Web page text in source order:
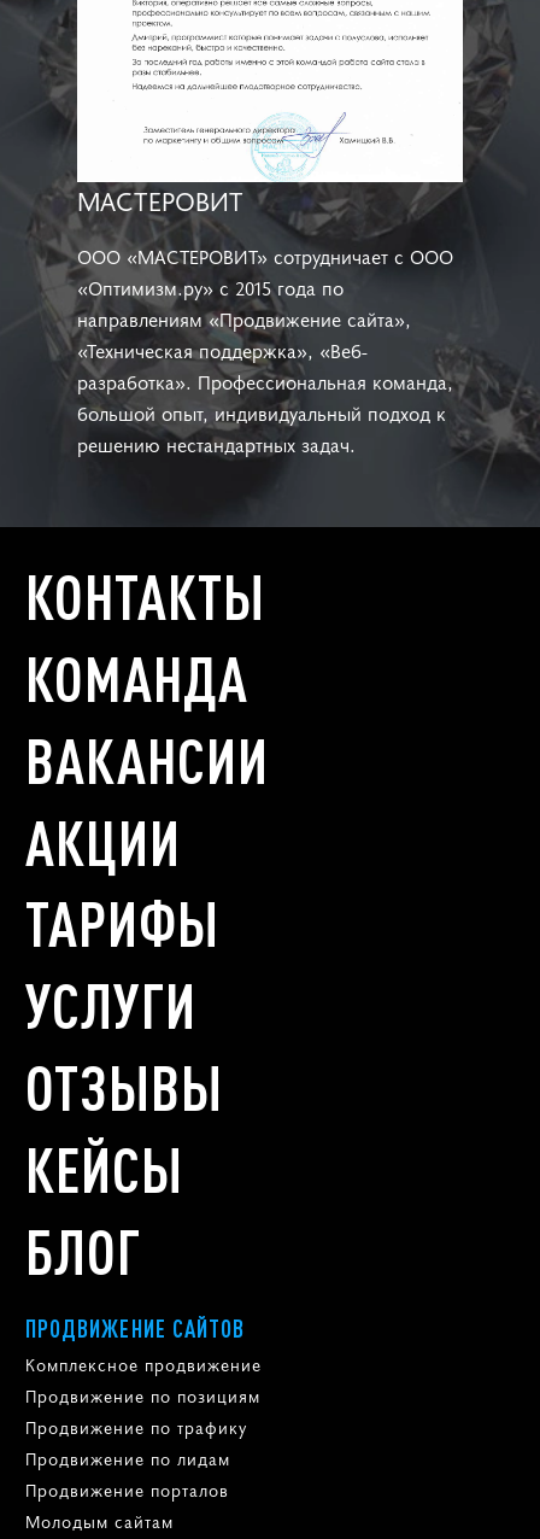
МАСТЕРОВИТ
ООО «МАСТЕРОВИТ» сотрудничает с ООО
«Оптимизм.ру» с 2015 года по
направлениям «Продвижение сайта»,
«Техническая поддержка», «Веб-
разработка». Профессиональная команда,
большой опыт, индивидуальный подход к
решению нестандартных задач.
КОНТАКТЫ
КОМАНДА
ВАКАНСИИ
АКЦИИ
ТАРИФЫ
УСЛУГИ
ОТЗЫВЫ
КЕЙСЫ
БЛОГ
ПРОДВИЖЕНИЕ САЙТОВ
Комплексное продвижение
Продвижение по позициям
Продвижение по трафику
Продвижение по лидам
Продвижение порталов
Молодым сайтам